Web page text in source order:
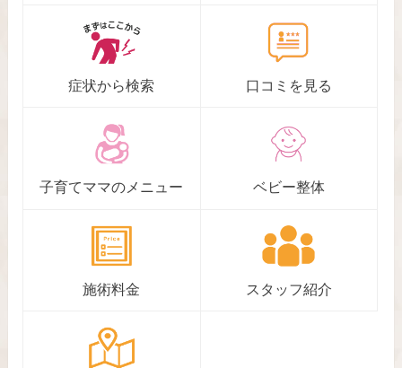
症状から検索 口コミを見る
子育てママのメニュー ベビー整体
施術料金 スタッフ紹介